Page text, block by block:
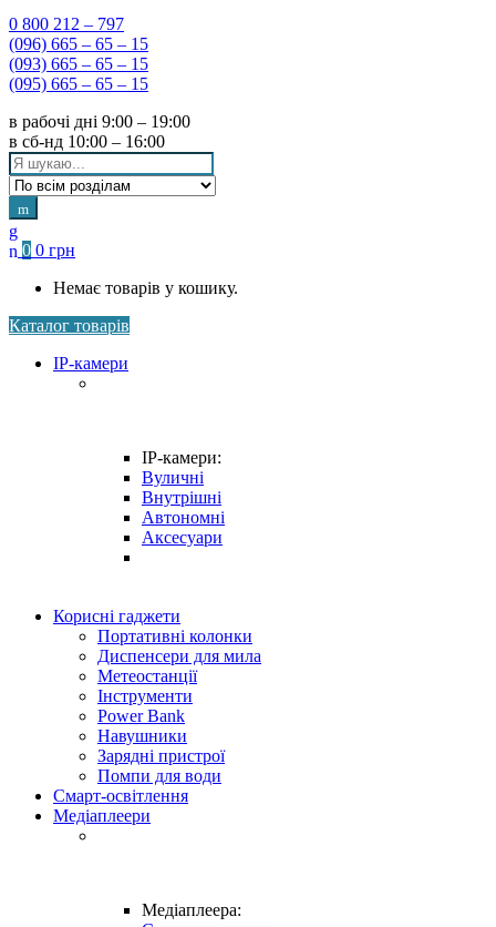
0 800 212 – 797
(096) 665 – 65 – 15
(093) 665 – 65 – 15
(095) 665 – 65 – 15
в рабочі дні 9:00 – 19:00
в сб-нд 10:00 – 16:00
Search
for:
0 0 грн
Немає товарів у кошику.
Каталог товарів
IP-камери
IP-камери:
Вуличні
Внутрішні
Автономні
Аксесуари
Корисні гаджети
Портативні колонки
Диспенсери для мила
Метеостанції
Інструменти
Power Bank
Навушники
Зарядні пристрої
Помпи для води
Смарт-освітлення
Медіаплеери
Медіаплеера: